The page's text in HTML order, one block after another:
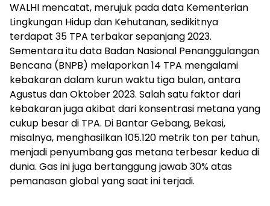
WALHI mencatat, merujuk pada data Kementerian
Lingkungan Hidup dan Kehutanan, sedikitnya
terdapat 35 TPA terbakar sepanjang 2023.
Sementara itu data Badan Nasional Penanggulangan
Bencana (BNPB) melaporkan 14 TPA mengalami
kebakaran dalam kurun waktu tiga bulan, antara
Agustus dan Oktober 2023. Salah satu faktor dari
kebakaran juga akibat dari konsentrasi metana yang
cukup besar di TPA. Di Bantar Gebang, Bekasi,
misalnya, menghasilkan 105.120 metrik ton per tahun,
menjadi penyumbang gas metana terbesar kedua di
dunia. Gas ini juga bertanggung jawab 30% atas
pemanasan global yang saat ini terjadi.